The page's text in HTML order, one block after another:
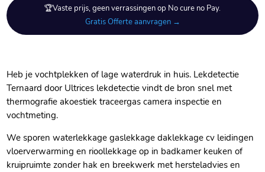
🏆Vaste prijs, geen verrassingen op No cure no Pay.
Gratis Offerte aanvragen →
Heb je vochtplekken of lage waterdruk in huis. Lekdetectie
Ternaard door Ultrices lekdetectie vindt de bron snel met
thermografie akoestiek traceergas camera inspectie en
vochtmeting.
We sporen waterlekkage gaslekkage daklekkage cv leidingen
vloerverwarming en rioollekkage op in badkamer keuken of
kruipruimte zonder hak en breekwerk met hersteladvies en